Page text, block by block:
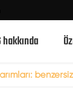
hakkında